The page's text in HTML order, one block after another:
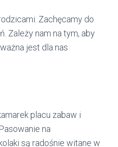
Zachęcamy do
Zależy nam na tym, aby
jest dla nas
placu zabaw i
na
są radośnie witane w